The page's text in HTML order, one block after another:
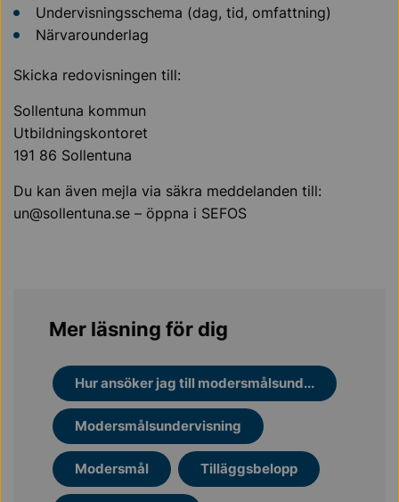
Undervisningsschema (dag, tid, omfattning)
Närvarounderlag
Skicka redovisningen till:
Sollentuna kommun
Utbildningskontoret
191 86 Sollentuna
Du kan även mejla via säkra meddelanden till:
un@sollentuna.se – öppna i SEFOS
Mer läsning för dig
Hur ansöker jag till modersmålsund...
Modersmålsundervisning
Modersmål Tilläggsbelopp